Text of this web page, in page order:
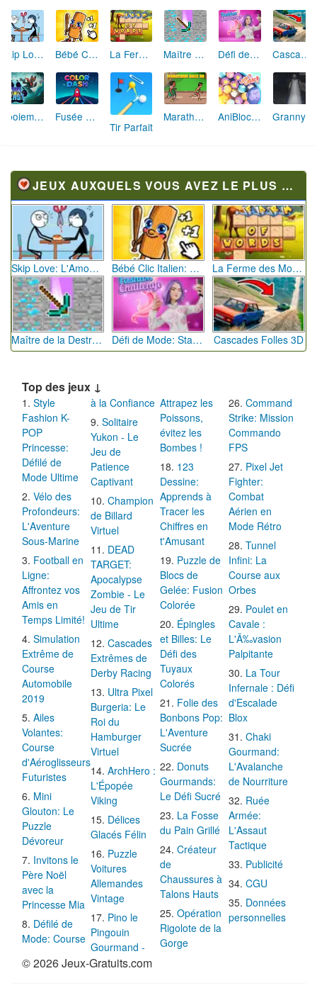
Skip Love: L'Amour en Péril Bébé Clic Italien: La Folie des Petits Bambins La Ferme des Mots - Cultivez votre Vocabulaire Maître de la Destruction: Fusion de Pioches Défi de Mode: Star du Podium Cascades Folles 3D
Aboiement Stellaire : Aventure Canine Fusée Chromatique: La Course des Couleurs
Tir Parfait
Marathon Champion io AniBlocos: Connecte les Animaux Mignons!
JEUX AUXQUELS VOUS AVEZ LE PLUS JOUÉ
Skip Love: L'Amour en Péril Bébé Clic Italien: La Folie des Petits Bambins La Ferme des Mots - Cultivez votre Vocabulaire
Maître de la Destruction: Fusion de Pioches Défi de Mode: Star du Podium Cascades Folles 3D
Top des jeux ↓
Style
Fashion K-
POP
Princesse:
Défilé de
Mode Ultime
Vélo des
Profondeurs:
L'Aventure
Sous-Marine
Football en
Ligne:
Affrontez vos
Amis en
Temps Limité!
Simulation
Extrême de
Course
Automobile
2019
Ailes
Volantes:
Course
d'Aéroglisseurs
Futuristes
Mini
Glouton: Le
Puzzle
Dévoreur
Invitons le
Père Noël
avec la
Princesse Mia
Défilé de
Mode: Course
à la Confiance
Solitaire
Yukon - Le
Jeu de
Patience
Captivant
Champion
de Billard
Virtuel
DEAD
TARGET:
Apocalypse
Zombie - Le
Jeu de Tir
Ultime
Cascades
Extrêmes de
Derby Racing
Ultra Pixel
Burgeria: Le
Roi du
Hamburger
Virtuel
ArchHero :
L'Épopée
Viking
Délices
Glacés Félin
Puzzle
Voitures
Allemandes
Vintage
Pino le
Pingouin
Gourmand -
Attrapez les
Poissons,
évitez les
Bombes !
123
Dessine:
Apprends à
Tracer les
Chiffres en
t'Amusant
Puzzle de
Blocs de
Gelée: Fusion
Colorée
Épingles
et Billes: Le
Défi des
Tuyaux
Colorés
Folie des
Bonbons Pop:
L'Aventure
Sucrée
Donuts
Gourmands:
Le Défi Sucré
La Fosse
du Pain Grillé
Créateur
de
Chaussures à
Talons Hauts
Opération
Rigolote de la
Gorge
Command
Strike: Mission
Commando
FPS
Pixel Jet
Fighter:
Combat
Aérien en
Mode Rétro
Tunnel
Infini: La
Course aux
Orbes
Poulet en
Cavale :
L'Ã‰vasion
Palpitante
La Tour
Infernale : Défi
d'Escalade
Blox
Chaki
Gourmand:
L'Avalanche
de Nourriture
Ruée
Armée:
L'Assaut
Tactique
Publicité
CGU
Données
personnelles
© 2026 Jeux-Gratuits.com